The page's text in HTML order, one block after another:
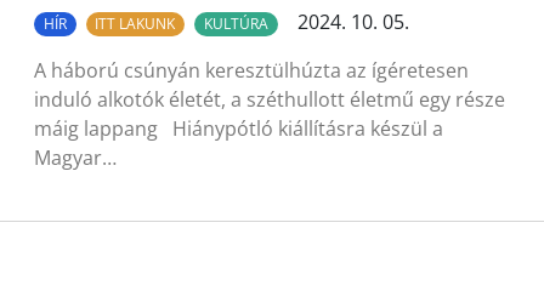
HÍR ITT LAKUNK KULTÚRA
2024. 10. 05.
A háború csúnyán keresztülhúzta az ígéretesen
induló alkotók életét, a széthullott életmű egy része
máig lappang Hiánypótló kiállításra készül a
Magyar…